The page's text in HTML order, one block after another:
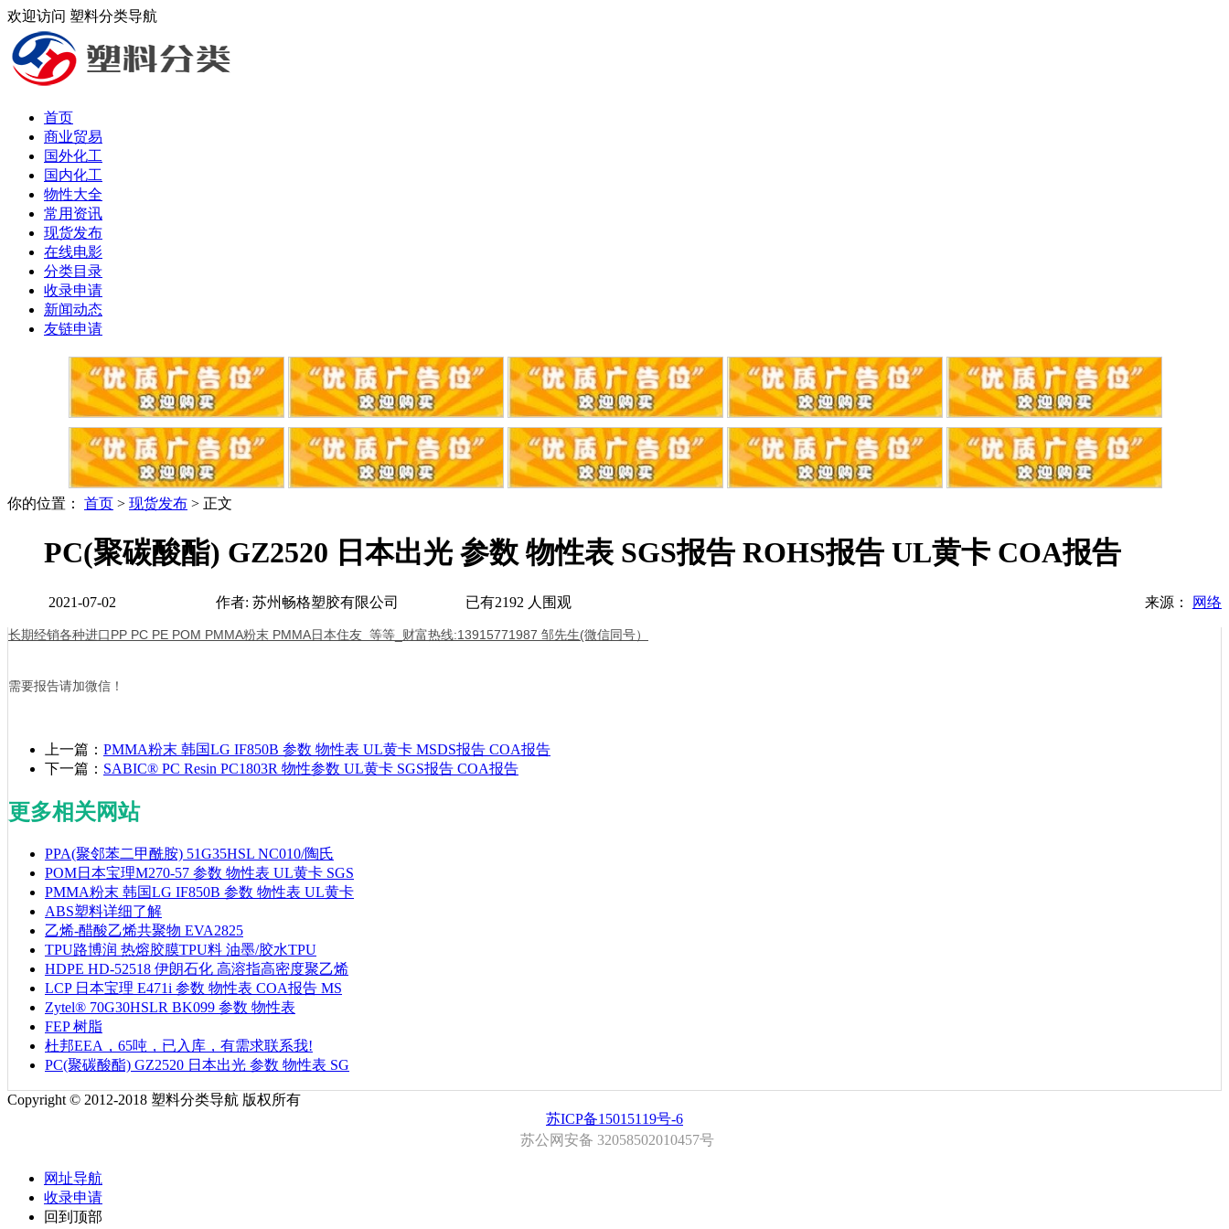
欢迎访问 塑料分类导航
首页
商业贸易
国外化工
国内化工
物性大全
常用资讯
现货发布
在线电影
分类目录
收录申请
新闻动态
友链申请
你的位置： 首页 > 现货发布 > 正文
PC(聚碳酸酯) GZ2520 日本出光 参数 物性表 SGS报告 ROHS报告 UL黄卡 COA报告
2021-07-02 作者: 苏州畅格塑胶有限公司 已有2192 人围观 来源： 网络
长期经销各种进口PP PC PE POM PMMA粉末 PMMA日本住友 等等_财富热线:13915771987 邹先生(微信同号）
需要报告请加微信！
上一篇： PMMA粉末 韩国LG IF850B 参数 物性表 UL黄卡 MSDS报告 COA报告
下一篇： SABIC® PC Resin PC1803R 物性参数 UL黄卡 SGS报告 COA报告
更多相关网站
PPA(聚邻苯二甲酰胺) 51G35HSL NC010/陶氏
POM日本宝理M270-57 参数 物性表 UL黄卡 SGS
PMMA粉末 韩国LG IF850B 参数 物性表 UL黄卡
ABS塑料详细了解
乙烯-醋酸乙烯共聚物 EVA2825
TPU路博润 热熔胶膜TPU料 油墨/胶水TPU
HDPE HD-52518 伊朗石化 高溶指高密度聚乙烯
LCP 日本宝理 E471i 参数 物性表 COA报告 MS
Zytel® 70G30HSLR BK099 参数 物性表
FEP 树脂
杜邦EEA，65吨，已入库，有需求联系我!
PC(聚碳酸酯) GZ2520 日本出光 参数 物性表 SG
Copyright © 2012-2018 塑料分类导航 版权所有
苏ICP备15015119号-6
苏公网安备 32058502010457号
网址导航
收录申请
回到顶部